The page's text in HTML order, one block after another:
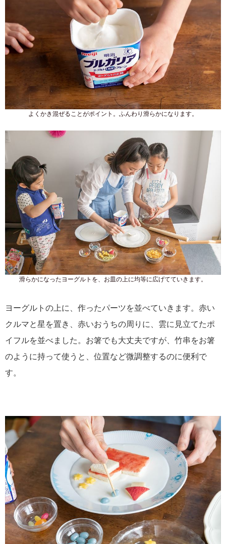
よくかき混ぜることがポイント。ふんわり滑らかになります。
滑らかになったヨーグルトを、お皿の上に均等に広げてていきます。
ヨーグルトの上に、作ったパーツを並べていきます。赤い
クルマと星を置き、赤いおうちの周りに、雲に見立てたポ
イフルを並べました。お箸でも大丈夫ですが、竹串をお箸
のように持って使うと、位置など微調整するのに便利で
す。